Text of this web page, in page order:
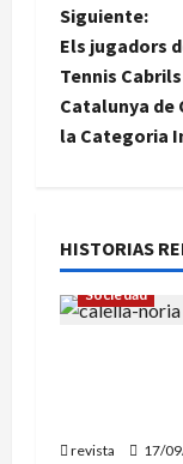
e
g
a
ó
n
Siguiente:
Els jugadors
Tennis
Catalunya de
la Categoria
HISTORIAS
Sociedad
revista
17/